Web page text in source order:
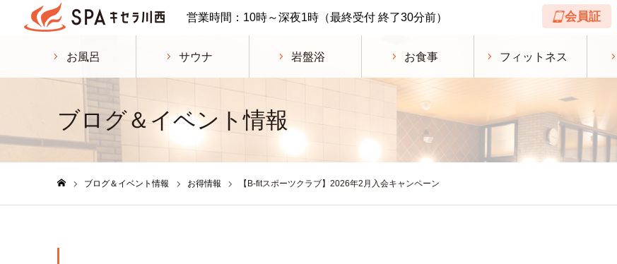
営業時間：10時～深夜1時（最終受付 終了30分前） 会員証
お風呂 サウナ 岩盤浴 お食事 フィットネス
ブログ＆イベント情報
ブログ＆イベント情報 お得情報 【B-fitスポーツクラブ】2026年2月入会キャンペーン